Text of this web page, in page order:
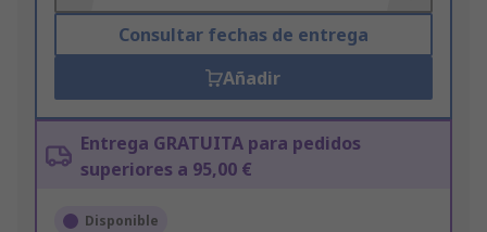
Consultar fechas de entrega
Añadir
Entrega GRATUITA para pedidos
superiores a 95,00 €
Disponible